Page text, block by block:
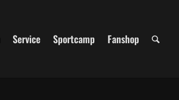
Service Sportcamp Fanshop